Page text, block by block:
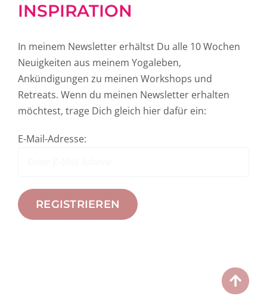
INSPIRATION
In meinem Newsletter erhältst Du alle 10 Wochen
Neuigkeiten aus meinem Yogaleben,
Ankündigungen zu meinen Workshops und
Retreats. Wenn du meinen Newsletter erhalten
möchtest, trage Dich gleich hier dafür ein:
E-Mail-Adresse: